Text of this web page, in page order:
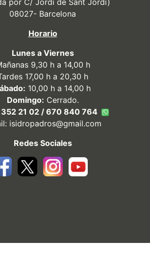
por C/ Jordi de Sant Jordi)
08027- Barcelona
Horario
Lunes a Viernes
9,30 h a 14,00 h
17,00 h a 20,30 h
10,00 h a 14,00 h
Domingo: Cerrado.
21 02 / 670 840 764
isidropadros@gmail.com
Redes Sociales